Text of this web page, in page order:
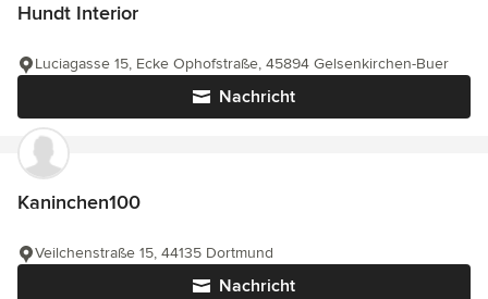
Hundt Interior
Nachricht
Luciagasse 15, Ecke Ophofstraße, 45894 Gelsenkirchen-Buer
Kaninchen100
Nachricht
Veilchenstraße 15, 44135 Dortmund